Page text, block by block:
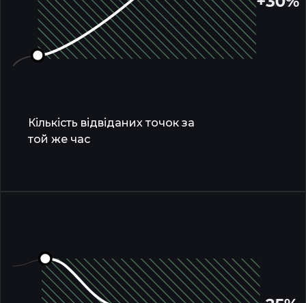
Кількість відвіданих точок за
той же час